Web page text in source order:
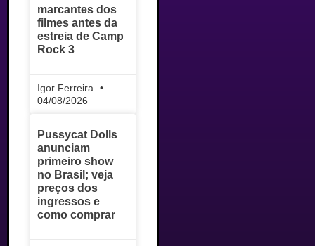
marcantes dos
filmes antes da
estreia de Camp
Rock 3
Igor Ferreira
04/08/2026
Pussycat Dolls
anunciam
primeiro show
no Brasil; veja
preços dos
ingressos e
como comprar